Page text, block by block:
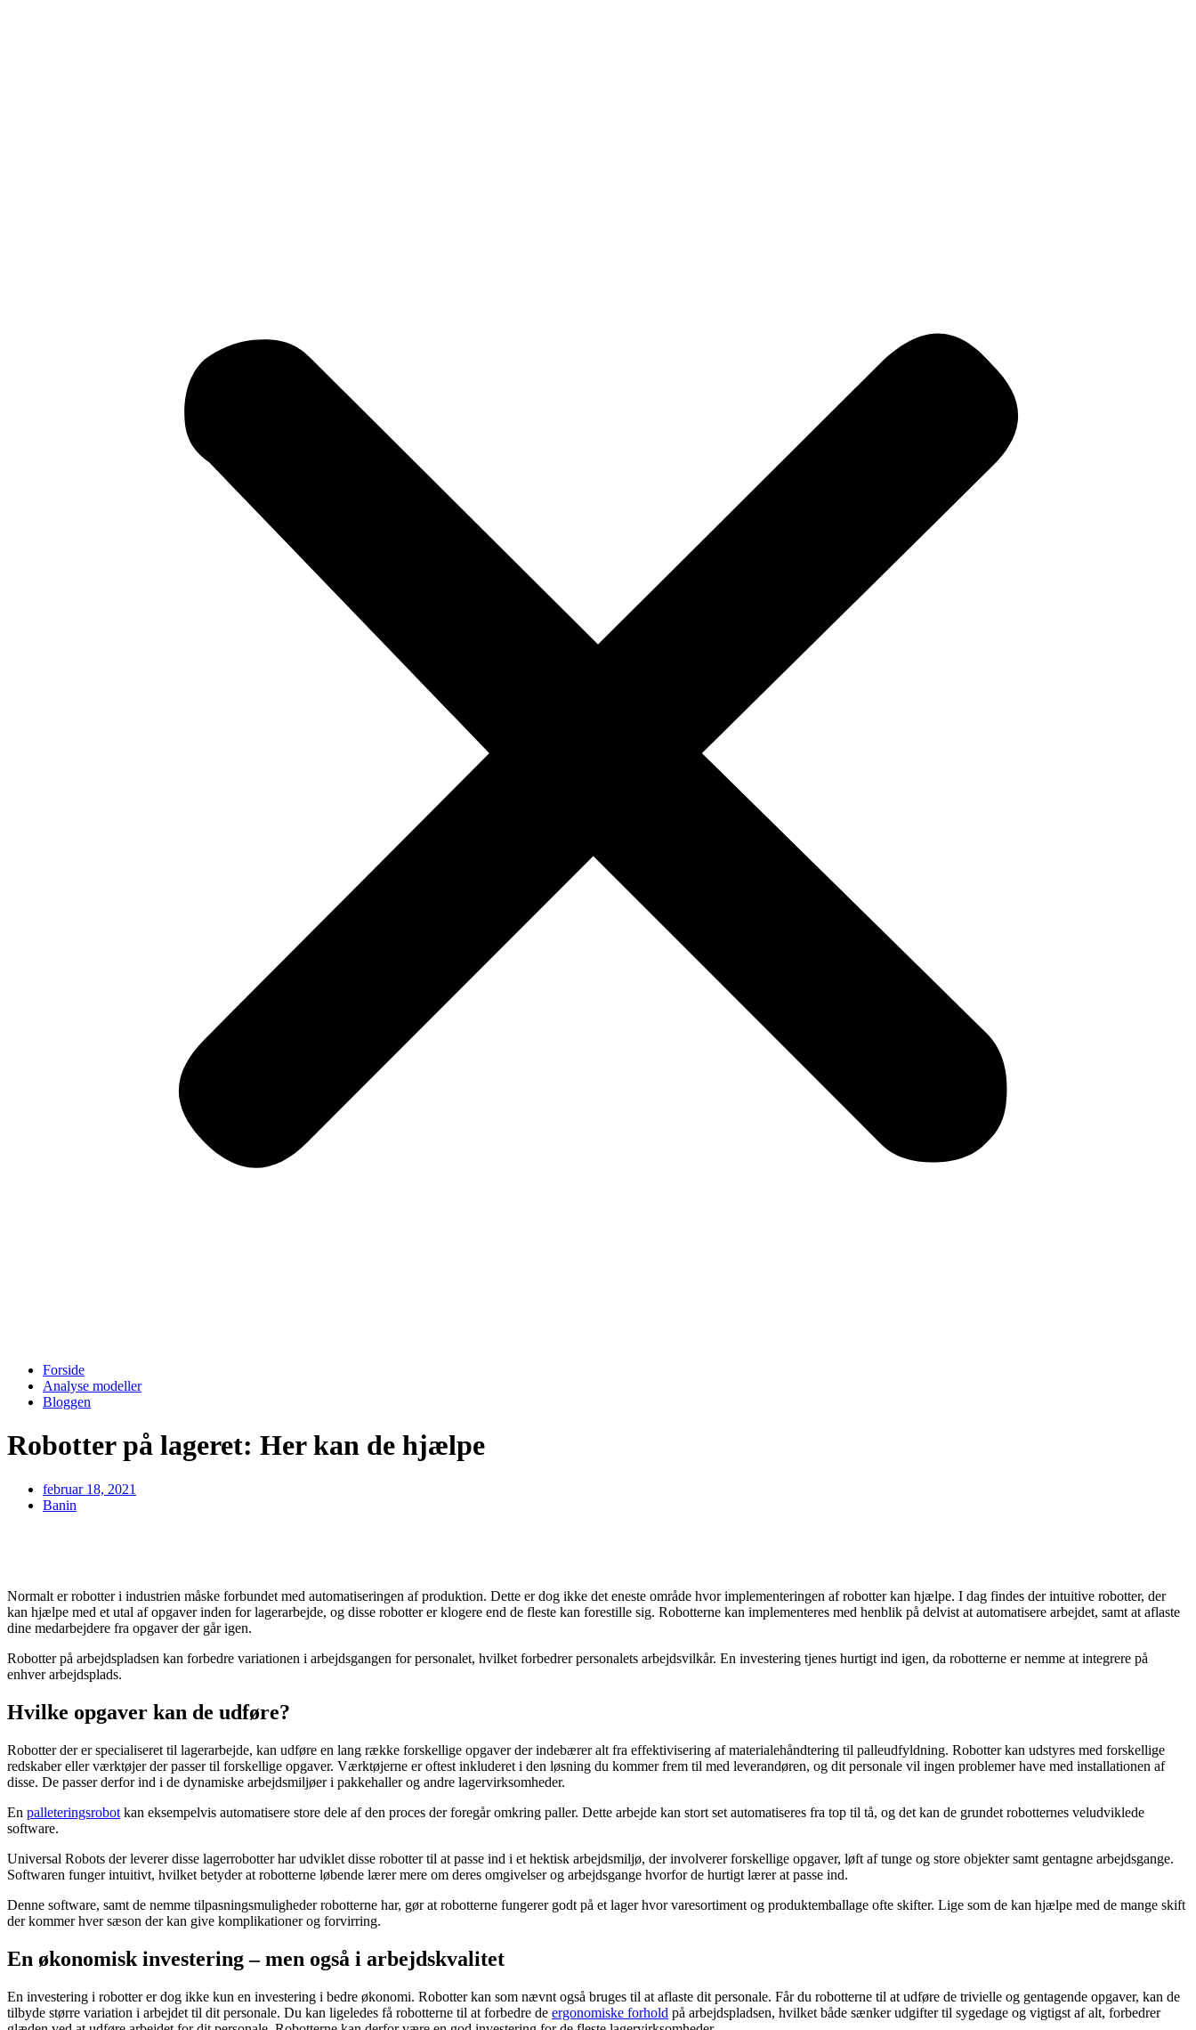
Forside
Analyse modeller
Bloggen
Robotter på lageret: Her kan de hjælpe
februar 18, 2021
Banin
Normalt er robotter i industrien måske forbundet med automatiseringen af produktion. Dette er dog ikke det eneste område hvor implementeringen af robotter kan hjælpe. I dag findes der intuitive robotter, der
kan hjælpe med et utal af opgaver inden for lagerarbejde, og disse robotter er klogere end de fleste kan forestille sig. Robotterne kan implementeres med henblik på delvist at automatisere arbejdet, samt at aflaste
dine medarbejdere fra opgaver der går igen.
Robotter på arbejdspladsen kan forbedre variationen i arbejdsgangen for personalet, hvilket forbedrer personalets arbejdsvilkår. En investering tjenes hurtigt ind igen, da robotterne er nemme at integrere på
enhver arbejdsplads.
Hvilke opgaver kan de udføre?
Robotter der er specialiseret til lagerarbejde, kan udføre en lang række forskellige opgaver der indebærer alt fra effektivisering af materialehåndtering til palleudfyldning. Robotter kan udstyres med forskellige
redskaber eller værktøjer der passer til forskellige opgaver. Værktøjerne er oftest inkluderet i den løsning du kommer frem til med leverandøren, og dit personale vil ingen problemer have med installationen af
disse. De passer derfor ind i de dynamiske arbejdsmiljøer i pakkehaller og andre lagervirksomheder.
En palleteringsrobot kan eksempelvis automatisere store dele af den proces der foregår omkring paller. Dette arbejde kan stort set automatiseres fra top til tå, og det kan de grundet robotternes veludviklede
software.
Universal Robots der leverer disse lagerrobotter har udviklet disse robotter til at passe ind i et hektisk arbejdsmiljø, der involverer forskellige opgaver, løft af tunge og store objekter samt gentagne arbejdsgange.
Softwaren funger intuitivt, hvilket betyder at robotterne løbende lærer mere om deres omgivelser og arbejdsgange hvorfor de hurtigt lærer at passe ind.
Denne software, samt de nemme tilpasningsmuligheder robotterne har, gør at robotterne fungerer godt på et lager hvor varesortiment og produktemballage ofte skifter. Lige som de kan hjælpe med de mange skift
der kommer hver sæson der kan give komplikationer og forvirring.
En økonomisk investering – men også i arbejdskvalitet
En investering i robotter er dog ikke kun en investering i bedre økonomi. Robotter kan som nævnt også bruges til at aflaste dit personale. Får du robotterne til at udføre de trivielle og gentagende opgaver, kan de
tilbyde større variation i arbejdet til dit personale. Du kan ligeledes få robotterne til at forbedre de ergonomiske forhold på arbejdspladsen, hvilket både sænker udgifter til sygedage og vigtigst af alt, forbedrer